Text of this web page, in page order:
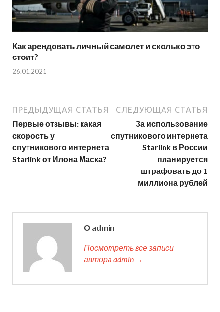
Как арендовать личный самолет и сколько это
стоит?
26.01.2021
ПРЕДЫДУЩАЯ СТАТЬЯ
Первые отзывы: какая
скорость у
спутникового интернета
Starlink от Илона Маска?
СЛЕДУЮЩАЯ СТАТЬЯ
За использование
спутникового интернета
Starlink в России
планируется
штрафовать до 1
миллиона рублей
О admin
Посмотреть все записи
автора admin →